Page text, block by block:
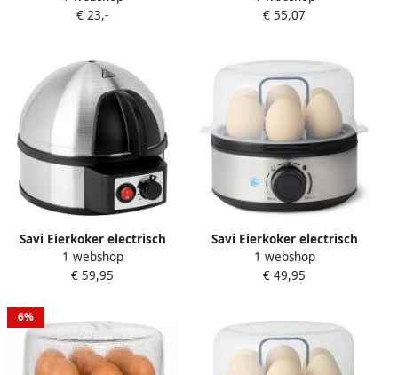
verdieping 6 eieren Zwart
€ 23,-
eierkoker bereidt direct 2
olievrij of vetarm koken
eenvoudig schoon te maken
vermogen 850W
€ 55,07
Savi Eierkoker electrisch
Eierkoker met timer Zwart
Zilver 22cm x 16cm x 19cm
1 webshop
€ 59,95
Savi Eierkoker electrisch
Eierkoker met timer Zwart
Grijs ‎21cm x 15cm x 17cm
1 webshop
€ 49,95
6%